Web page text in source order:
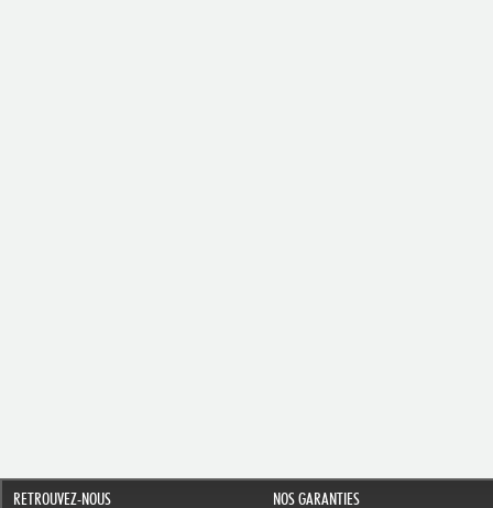
RETROUVEZ-NOUS NOS GARANTIES